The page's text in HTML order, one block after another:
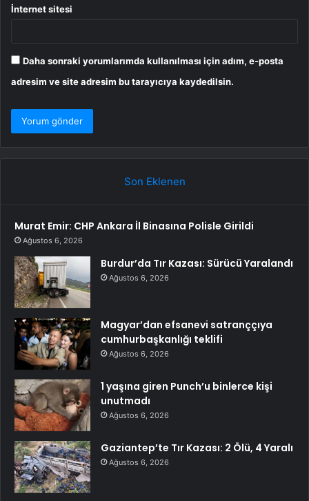
İnternet sitesi
Daha sonraki yorumlarımda kullanılması için adım, e-posta
adresim ve site adresim bu tarayıcıya kaydedilsin.
Son Eklenen
Murat Emir: CHP Ankara İl Binasına Polisle Girildi
Ağustos 6, 2026
Burdur’da Tır Kazası: Sürücü Yaralandı
Ağustos 6, 2026
Magyar’dan efsanevi satranççıya
cumhurbaşkanlığı teklifi
Ağustos 6, 2026
1 yaşına giren Punch’u binlerce kişi
unutmadı
Ağustos 6, 2026
Gaziantep’te Tır Kazası: 2 Ölü, 4 Yaralı
Ağustos 6, 2026